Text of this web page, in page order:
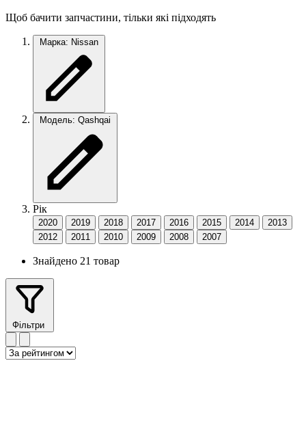
Щоб бачити запчастини, тільки які підходять
Марка: Nissan
Модель: Qashqai
Рік
2020 2019 2018 2017 2016 2015 2014
2013
2012
2011 2010 2009 2008 2007
Знайдено 21 товар
Фільтри